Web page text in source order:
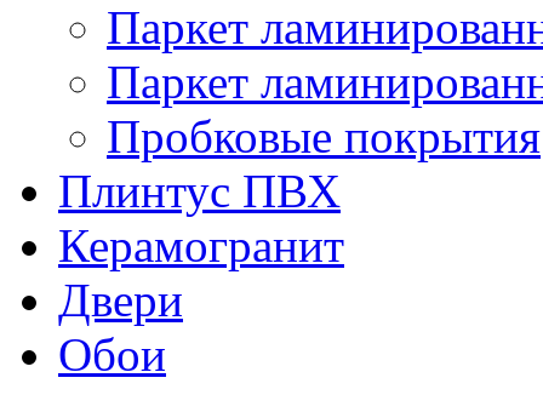
Паркет
Паркет
Пробковые покрытия
Плинтус ПВХ
Керамогранит
Двери
Обои